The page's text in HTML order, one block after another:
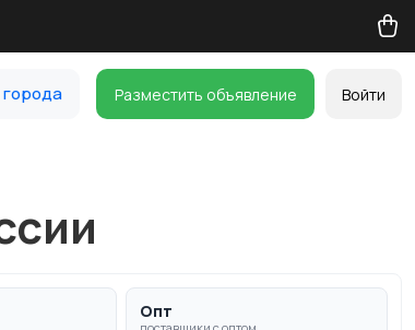
Разместить объявление Войти
Опт
поставщики с оптом